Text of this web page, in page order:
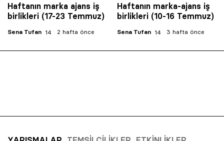
Haftanın marka ajans iş
birlikleri (17-23 Temmuz)
Sena Tufan 2 hafta önce
Haftanın marka-ajans iş
birlikleri (10-16 Temmuz)
Sena Tufan 3 hafta önce